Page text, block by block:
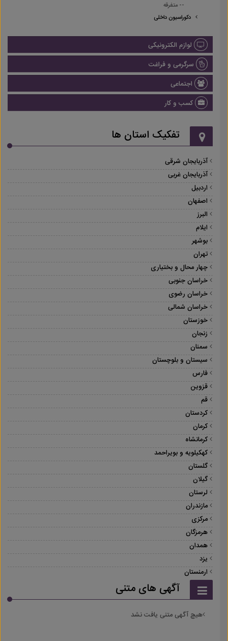
-- متفرقه
دکوراسیون داخلی
لوازم الکترونیکی
سرگرمی و فراغت
اجتماعی
کسب و کار
تفکیک استان ها
آذربایجان شرقی
آذربایجان غربی
اردبیل
اصفهان
البرز
ایلام
بوشهر
تهران
چهار محال و بختیاری
خراسان جنوبی
خراسان رضوی
خراسان شمالی
خوزستان
زنجان
سمنان
سیستان و بلوچستان
فارس
قزوین
قم
کردستان
کرمان
کرمانشاه
کهکیلویه و بویراحمد
گلستان
گیلان
لرستان
مازندران
مرکزی
هرمزگان
همدان
یزد
ارمنستان
آگهی های متنی
هیچ آگهی متنی یافت نشد